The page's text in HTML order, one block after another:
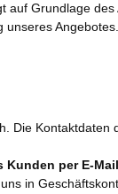
auf Grundlage
unseres Angebotes.
Die
per E-Mail
in